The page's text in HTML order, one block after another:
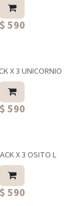
$ 590
X 3 UNICORNIO
$ 590
X 3 OSITO L
$ 590